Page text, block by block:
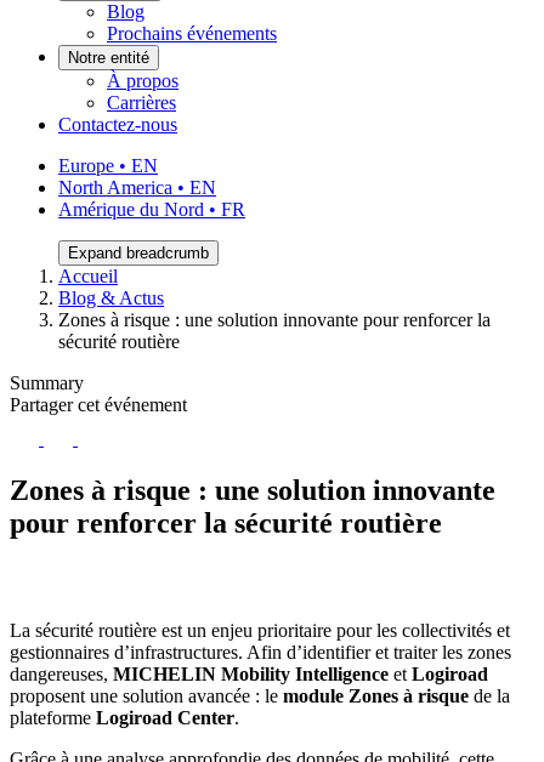
Blog
Prochains événements
Notre entité
À propos
Carrières
Contactez-nous
Europe • EN
North America • EN
Amérique du Nord • FR
Expand breadcrumb
Accueil
Blog & Actus
Zones à risque : une solution innovante pour renforcer la
sécurité routière
Summary
Partager cet événement
Zones à risque : une solution innovante
pour renforcer la sécurité routière
La sécurité routière est un enjeu prioritaire pour les collectivités et
gestionnaires d’infrastructures. Afin d’identifier et traiter les zones
dangereuses, MICHELIN Mobility Intelligence et Logiroad
proposent une solution avancée : le module Zones à risque de la
plateforme Logiroad Center.